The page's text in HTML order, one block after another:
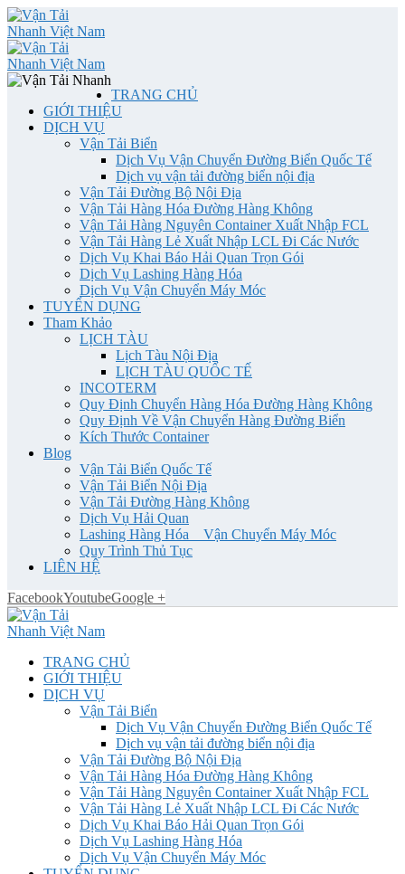
TRANG CHỦ
GIỚI THIỆU
DỊCH VỤ
Vận Tải Biển
Dịch Vụ Vận Chuyển Đường Biển Quốc Tế
Dịch vụ vận tải đường biển nội địa
Vận Tải Đường Bộ Nội Địa
Vận Tải Hàng Hóa Đường Hàng Không
Vận Tải Hàng Nguyên Container Xuất Nhập FCL
Vận Tải Hàng Lẻ Xuất Nhập LCL Đi Các Nước
Dịch Vụ Khai Báo Hải Quan Trọn Gói
Dịch Vụ Lashing Hàng Hóa
Dịch Vụ Vận Chuyển Máy Móc
TUYỂN DỤNG
Tham Khảo
LỊCH TÀU
Lịch Tàu Nội Địa
LỊCH TÀU QUỐC TẾ
INCOTERM
Quy Định Chuyển Hàng Hóa Đường Hàng Không
Quy Định Về Vận Chuyển Hàng Đường Biển
Kích Thước Container
Blog
Vận Tải Biển Quốc Tế
Vận Tải Biển Nội Địa
Vận Tải Đường Hàng Không
Dịch Vụ Hải Quan
Lashing Hàng Hóa _ Vận Chuyển Máy Móc
Quy Trình Thủ Tục
LIÊN HỆ
FacebookYoutubeGoogle +
TRANG CHỦ
GIỚI THIỆU
DỊCH VỤ
Vận Tải Biển
Dịch Vụ Vận Chuyển Đường Biển Quốc Tế
Dịch vụ vận tải đường biển nội địa
Vận Tải Đường Bộ Nội Địa
Vận Tải Hàng Hóa Đường Hàng Không
Vận Tải Hàng Nguyên Container Xuất Nhập FCL
Vận Tải Hàng Lẻ Xuất Nhập LCL Đi Các Nước
Dịch Vụ Khai Báo Hải Quan Trọn Gói
Dịch Vụ Lashing Hàng Hóa
Dịch Vụ Vận Chuyển Máy Móc